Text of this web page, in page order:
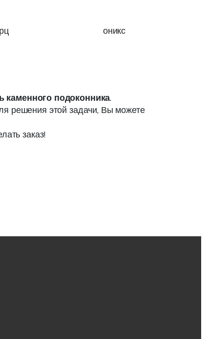
оникс
каменного подоконника.
решения этой задачи, Вы можете
заказ!